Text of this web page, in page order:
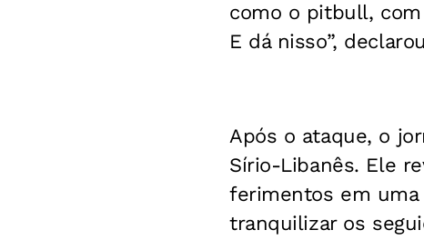
como o pitbull,
E dá nisso”,
Após o ataque, o
Sírio-Libanês. Ele
ferimentos em uma
tranquilizar os